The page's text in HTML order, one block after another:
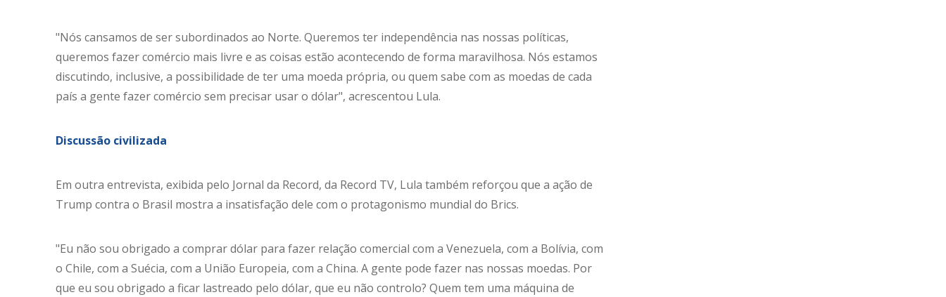
"Nós cansamos de ser subordinados ao Norte. Queremos ter independência nas nossas políticas,
queremos fazer comércio mais livre e as coisas estão acontecendo de forma maravilhosa. Nós estamos
discutindo, inclusive, a possibilidade de ter uma moeda própria, ou quem sabe com as moedas de cada
país a gente fazer comércio sem precisar usar o dólar", acrescentou Lula.
Discussão civilizada
Em outra entrevista, exibida pelo Jornal da Record, da Record TV, Lula também reforçou que a ação de
Trump contra o Brasil mostra a insatisfação dele com o protagonismo mundial do Brics.
"Eu não sou obrigado a comprar dólar para fazer relação comercial com a Venezuela, com a Bolívia, com
o Chile, com a Suécia, com a União Europeia, com a China. A gente pode fazer nas nossas moedas. Por
que eu sou obrigado a ficar lastreado pelo dólar, que eu não controlo? Quem tem uma máquina de